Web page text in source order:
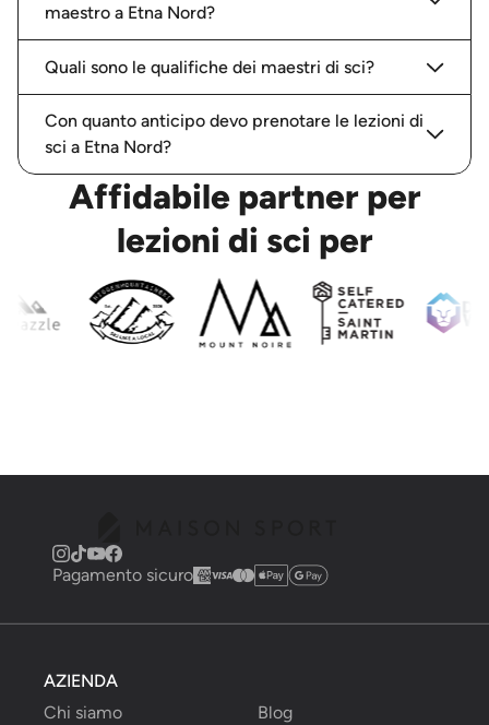
maestro a Etna Nord?
Quali sono le qualifiche dei maestri di sci?
Con quanto anticipo devo prenotare le lezioni di
sci a Etna Nord?
Affidabile partner per
lezioni di sci per
Pagamento sicuro
AZIENDA
Chi siamo
Blog